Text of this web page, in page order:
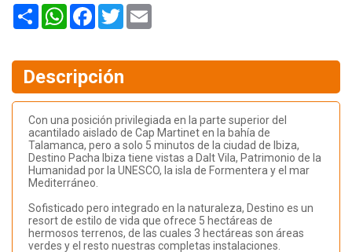
Share WhatsAppFacebook
Twitter
Descripción
Con una posición privilegiada en la parte superior del
acantilado aislado de Cap Martinet en la bahía de
Talamanca, pero a solo 5 minutos de la ciudad de Ibiza,
Destino Pacha Ibiza tiene vistas a Dalt Vila, Patrimonio de la
Humanidad por la UNESCO, la isla de Formentera y el mar
Mediterráneo.
Sofisticado pero integrado en la naturaleza, Destino es un
resort de estilo de vida que ofrece 5 hectáreas de
hermosos terrenos, de las cuales 3 hectáreas son áreas
verdes y el resto nuestras completas instalaciones.